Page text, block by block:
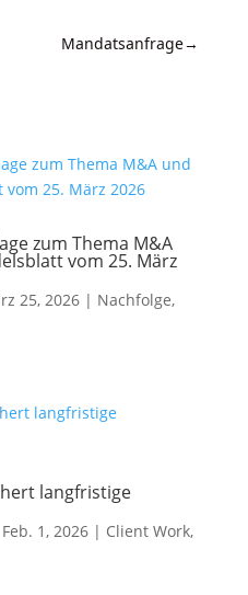
Insights
Referenzen
Kanzlei
Mandatsanfrage→
zum Thema M&A
vom 25. März
25, 2026| Nachfolge,
langfristige
Feb. 1, 2026| Client Work,